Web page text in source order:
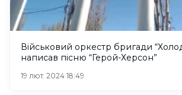
Військовий оркестр бригади
написав пісню “Герой-Херсон”
19 лют. 2024 18:49